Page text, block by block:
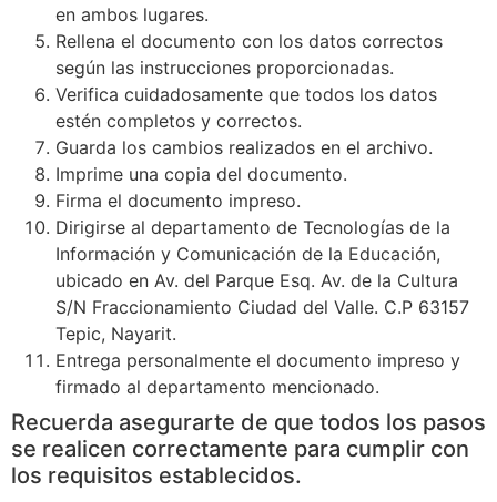
en ambos lugares.
Rellena el documento con los datos correctos
según las instrucciones proporcionadas.
Verifica cuidadosamente que todos los datos
estén completos y correctos.
Guarda los cambios realizados en el archivo.
Imprime una copia del documento.
Firma el documento impreso.
Dirigirse al departamento de Tecnologías de la
Información y Comunicación de la Educación,
ubicado en Av. del Parque Esq. Av. de la Cultura
S/N Fraccionamiento Ciudad del Valle. C.P 63157
Tepic, Nayarit.
Entrega personalmente el documento impreso y
firmado al departamento mencionado.
Recuerda asegurarte de que todos los pasos
se realicen correctamente para cumplir con
los requisitos establecidos.